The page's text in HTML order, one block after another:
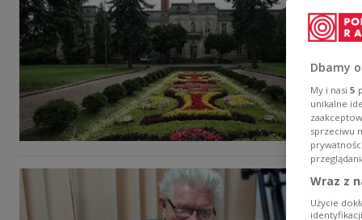
Dbamy
My i nasi 5
unikalne
sprzeciwu
Wraz z
Użycie